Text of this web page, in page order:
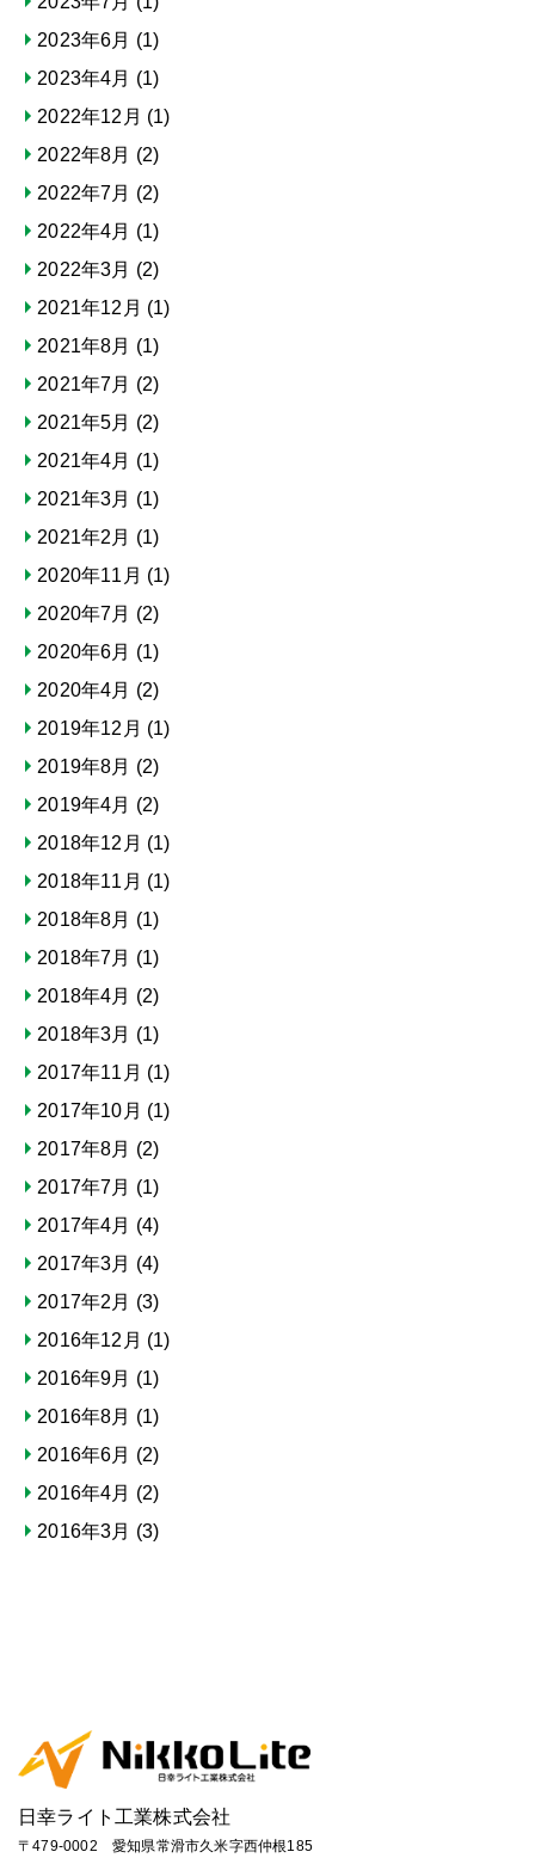
2023年6月 (1)
2023年4月 (1)
2022年12月 (1)
2022年8月 (2)
2022年7月 (2)
2022年4月 (1)
2022年3月 (2)
2021年12月 (1)
2021年8月 (1)
2021年7月 (2)
2021年5月 (2)
2021年4月 (1)
2021年3月 (1)
2021年2月 (1)
2020年11月 (1)
2020年7月 (2)
2020年6月 (1)
2020年4月 (2)
2019年12月 (1)
2019年8月 (2)
2019年4月 (2)
2018年12月 (1)
2018年11月 (1)
2018年8月 (1)
2018年7月 (1)
2018年4月 (2)
2018年3月 (1)
2017年11月 (1)
2017年10月 (1)
2017年8月 (2)
2017年7月 (1)
2017年4月 (4)
2017年3月 (4)
2017年2月 (3)
2016年12月 (1)
2016年9月 (1)
2016年8月 (1)
2016年6月 (2)
2016年4月 (2)
2016年3月 (3)
日幸ライト工業株式会社
〒479-0002 愛知県常滑市久米字西仲根185